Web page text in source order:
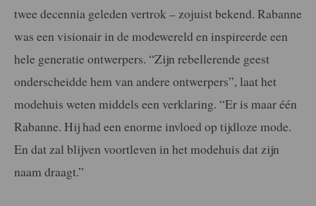
twee decennia geleden vertrok – zojuist bekend. Rabanne
was een visionair in de modewereld en inspireerde een
hele generatie ontwerpers. “Zijn rebellerende geest
onderscheidde hem van andere ontwerpers”, laat het
modehuis weten middels een verklaring. “Er is maar één
Rabanne. Hij had een enorme invloed op tijdloze mode.
En dat zal blijven voortleven in het modehuis dat zijn
naam draagt.”